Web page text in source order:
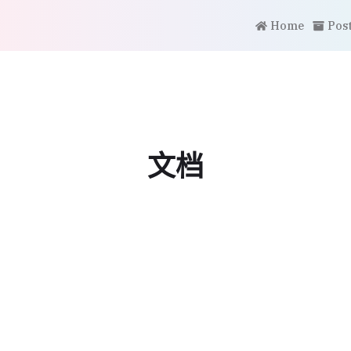
Home
文档